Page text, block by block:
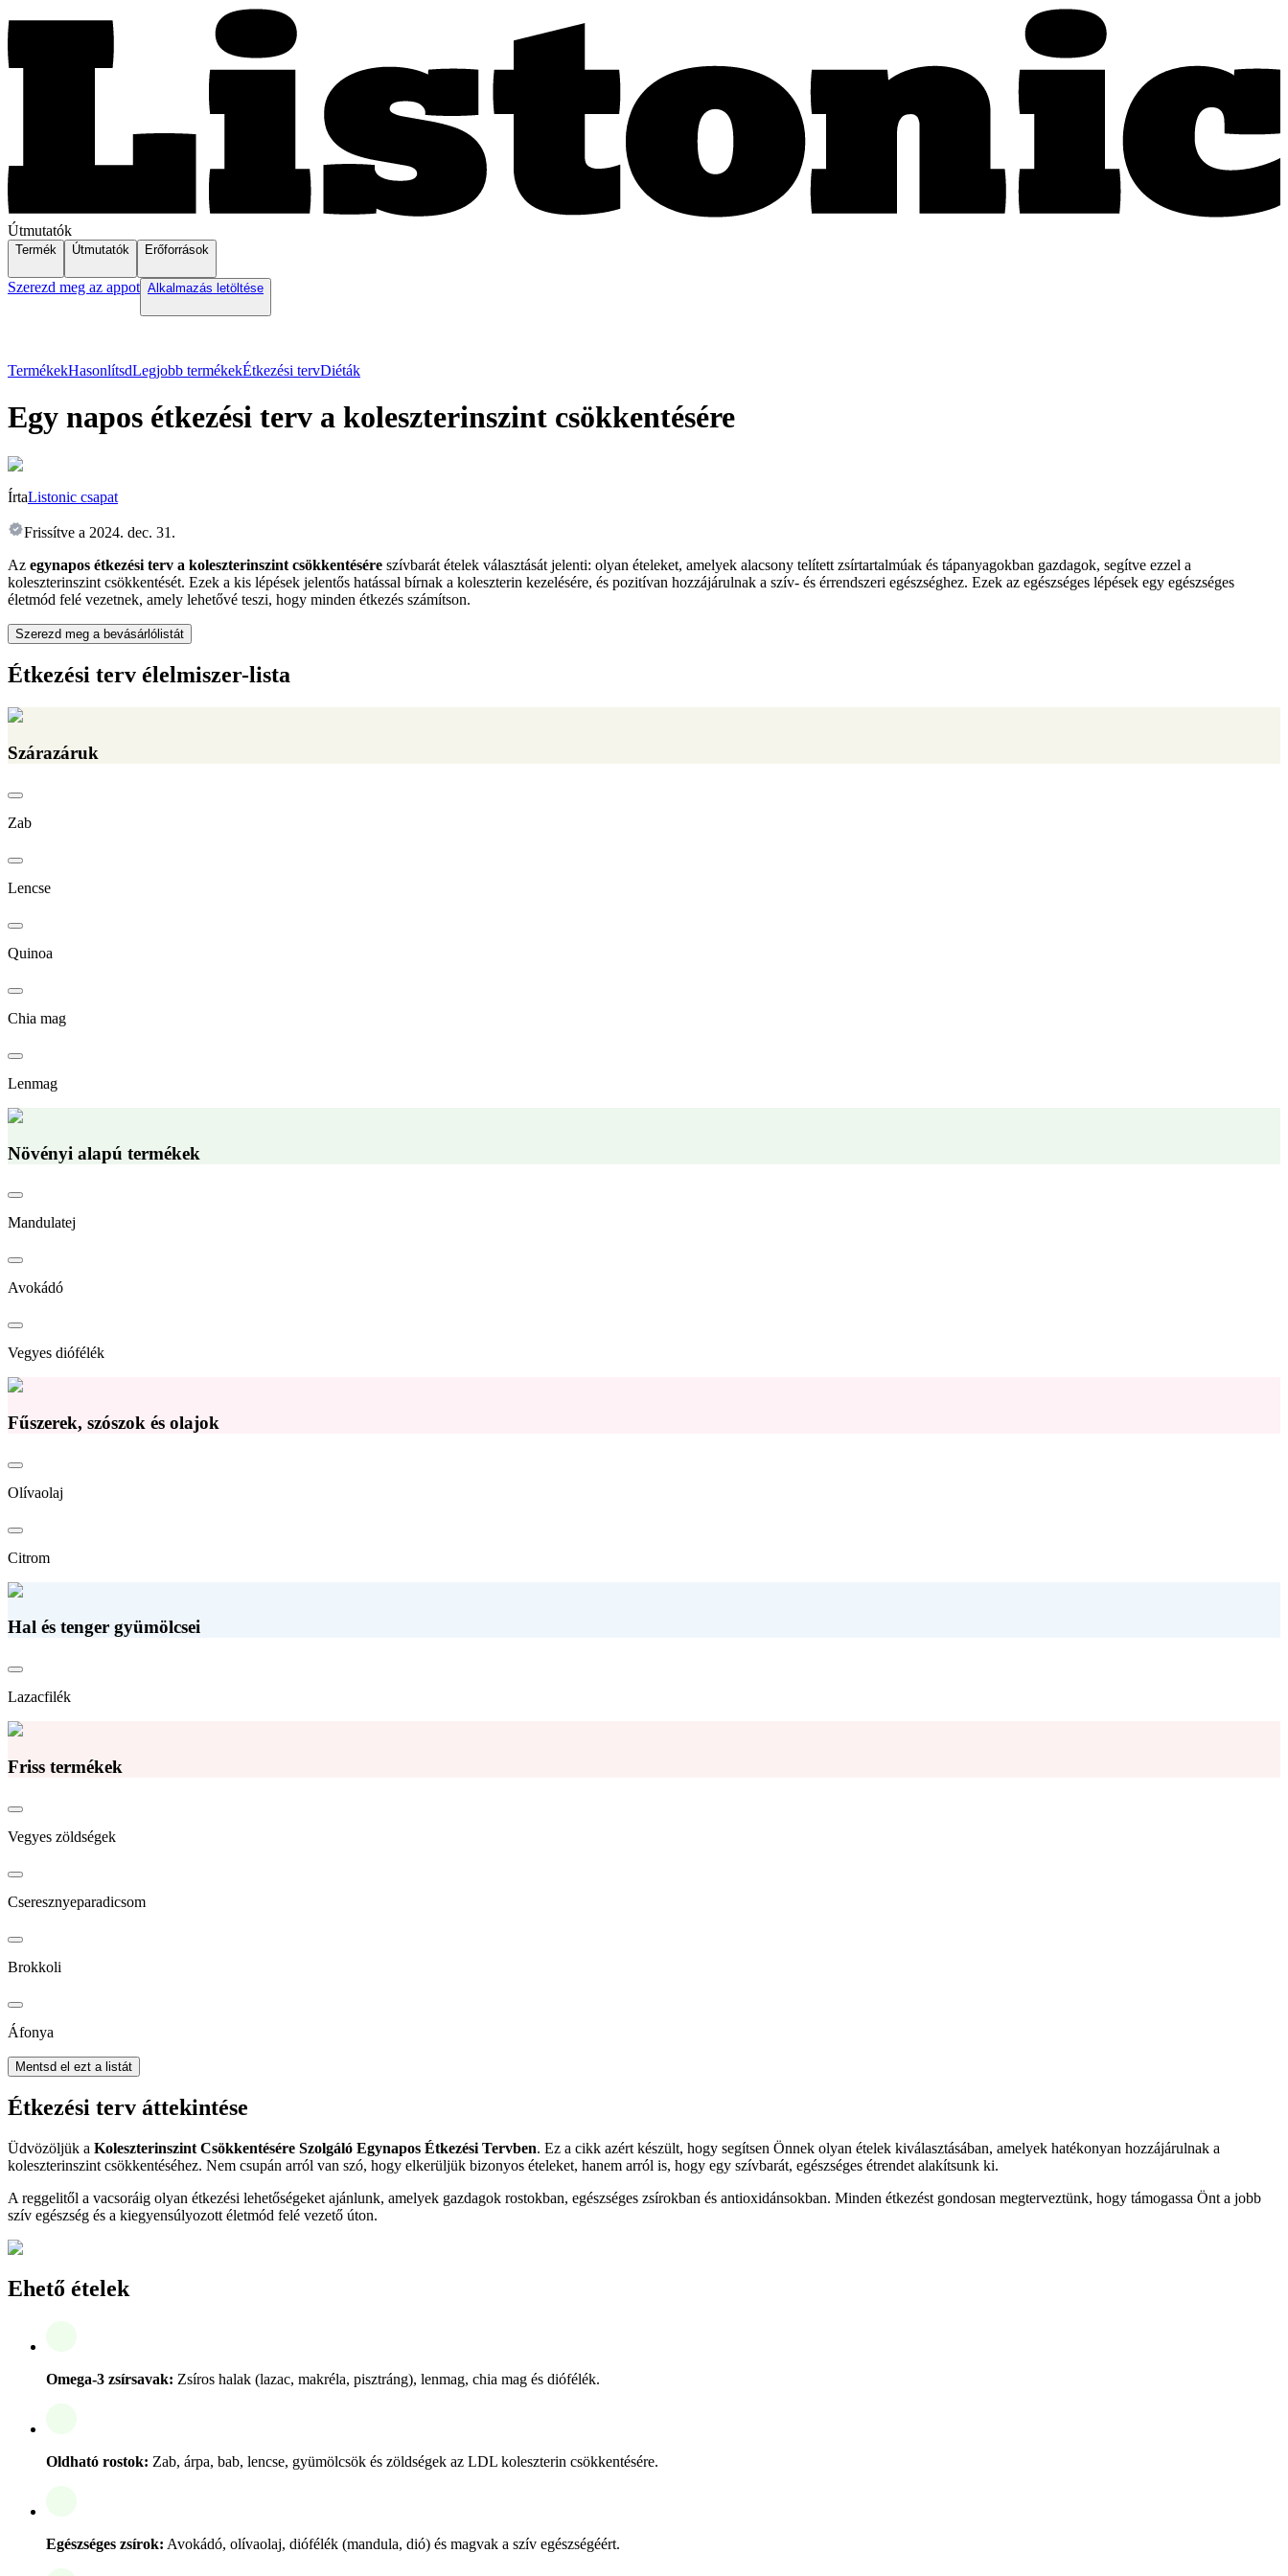
Útmutatók
Termék Útmutatók Erőforrások
Szerezd meg az appot Alkalmazás letöltése
TermékekHasonlítsdLegjobb termékekÉtkezési tervDiéták
Egy napos étkezési terv a koleszterinszint csökkentésére
ÍrtaListonic csapat
Frissítve a 2024. dec. 31.
Az egynapos étkezési terv a koleszterinszint csökkentésére szívbarát ételek választását jelenti: olyan ételeket, amelyek alacsony telített zsírtartalmúak és tápanyagokban gazdagok, segítve ezzel a
koleszterinszint csökkentését. Ezek a kis lépések jelentős hatással bírnak a koleszterin kezelésére, és pozitívan hozzájárulnak a szív- és érrendszeri egészséghez. Ezek az egészséges lépések egy egészséges
életmód felé vezetnek, amely lehetővé teszi, hogy minden étkezés számítson.
Szerezd meg a bevásárlólistát
Étkezési terv élelmiszer-lista
Szárazáruk
Zab
Lencse
Quinoa
Chia mag
Lenmag
Növényi alapú termékek
Mandulatej
Avokádó
Vegyes diófélék
Fűszerek, szószok és olajok
Olívaolaj
Citrom
Hal és tenger gyümölcsei
Lazacfilék
Friss termékek
Vegyes zöldségek
Cseresznyeparadicsom
Brokkoli
Áfonya
Mentsd el ezt a listát
Étkezési terv áttekintése
Üdvözöljük a Koleszterinszint Csökkentésére Szolgáló Egynapos Étkezési Tervben. Ez a cikk azért készült, hogy segítsen Önnek olyan ételek kiválasztásában, amelyek hatékonyan hozzájárulnak a
koleszterinszint csökkentéséhez. Nem csupán arról van szó, hogy elkerüljük bizonyos ételeket, hanem arról is, hogy egy szívbarát, egészséges étrendet alakítsunk ki.
A reggelitől a vacsoráig olyan étkezési lehetőségeket ajánlunk, amelyek gazdagok rostokban, egészséges zsírokban és antioxidánsokban. Minden étkezést gondosan megterveztünk, hogy támogassa Önt a jobb
szív egészség és a kiegyensúlyozott életmód felé vezető úton.
Ehető ételek
Omega-3 zsírsavak: Zsíros halak (lazac, makréla, pisztráng), lenmag, chia mag és diófélék.
Oldható rostok: Zab, árpa, bab, lencse, gyümölcsök és zöldségek az LDL koleszterin csökkentésére.
Egészséges zsírok: Avokádó, olívaolaj, diófélék (mandula, dió) és magvak a szív egészségéért.